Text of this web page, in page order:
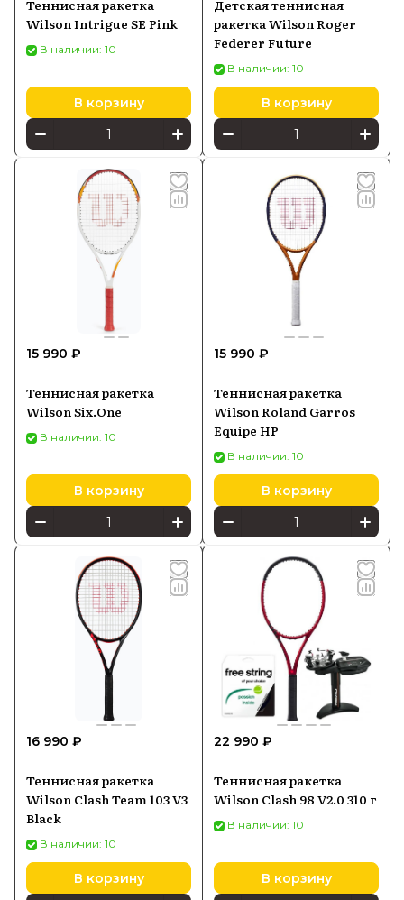
Теннисная ракетка
Wilson Intrigue SE Pink
В наличии: 10
В корзину
Детская теннисная
ракетка Wilson Roger
Federer Future
В наличии: 10
В корзину
15 990 ₽
Теннисная ракетка
Wilson Six.One
В наличии: 10
В корзину
15 990 ₽
Теннисная ракетка
Wilson Roland Garros
Equipe HP
В наличии: 10
В корзину
16 990 ₽
Теннисная ракетка
Wilson Clash Team 103 V3
Black
В наличии: 10
В корзину
22 990 ₽
Теннисная ракетка
Wilson Clash 98 V2.0 310 г
В наличии: 10
В корзину